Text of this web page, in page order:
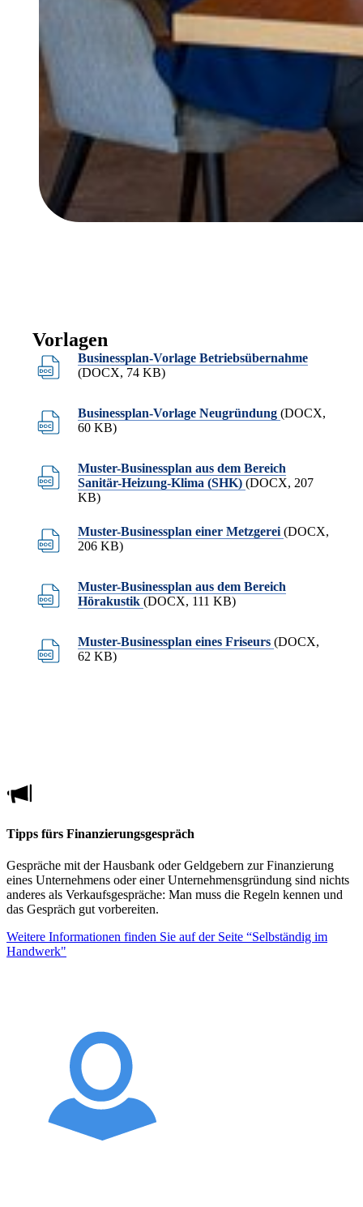
Vorlagen
Businessplan-Vorlage Betriebsübernahme
(DOCX, 74 KB)
Businessplan-Vorlage Neugründung (DOCX,
60 KB)
Muster-Businessplan aus dem Bereich
Sanitär-Heizung-Klima (SHK) (DOCX, 207
KB)
Muster-Businessplan einer Metzgerei (DOCX,
206 KB)
Muster-Businessplan aus dem Bereich
Hörakustik (DOCX, 111 KB)
Muster-Businessplan eines Friseurs (DOCX,
62 KB)
Tipps fürs Finanzierungsgespräch
Gespräche mit der Hausbank oder Geldgebern zur Finanzierung
eines Unternehmens oder einer Unternehmensgründung sind nichts
anderes als Verkaufsgespräche: Man muss die Regeln kennen und
das Gespräch gut vorbereiten.
Weitere Informationen finden Sie auf der Seite “Selbständig im
Handwerk"